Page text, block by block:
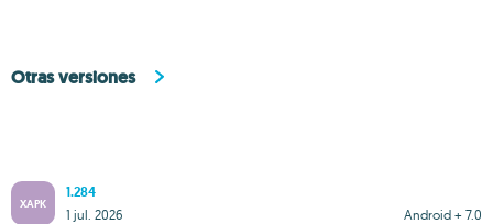
Otras versiones
XAPK
1.284
Android + 7.0
1 jul. 2026